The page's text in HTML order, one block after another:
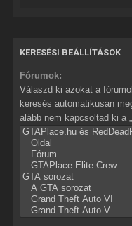
KERESÉSI BEÁLLÍTÁSOK
Fórumok:
Válaszd ki azokat a
keresés automatikusan
alább nem kapcsoltad ki a